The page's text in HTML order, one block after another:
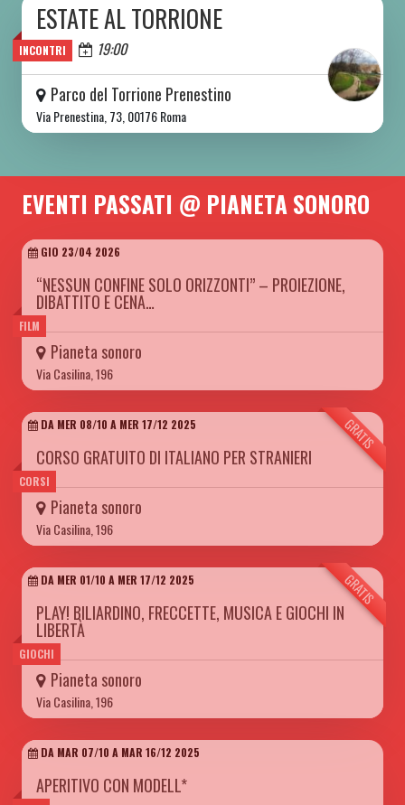
INCONTRI
DA SAB 06/06 A SAB 08/08 2026
ESTATE AL TORRIONE
Oggi 19:00
Parco del Torrione Prenestino
Via Prenestina, 73, 00176 Roma
EVENTI PASSATI @ PIANETA SONORO
FILM
GIO 23/04 2026
“NESSUN CONFINE SOLO ORIZZONTI” – PROIEZIONE,
DIBATTITO E CENA…
Pianeta sonoro
Via Casilina, 196
CORSI
GRATIS
DA MER 08/10 A MER 17/12 2025
CORSO GRATUITO DI ITALIANO PER STRANIERI
Pianeta sonoro
Via Casilina, 196
GIOCHI
GRATIS
DA MER 01/10 A MER 17/12 2025
PLAY! BILIARDINO, FRECCETTE, MUSICA E GIOCHI IN
LIBERTÀ
Pianeta sonoro
Via Casilina, 196
DA MAR 07/10 A MAR 16/12 2025
APERITIVO CON MODELL*